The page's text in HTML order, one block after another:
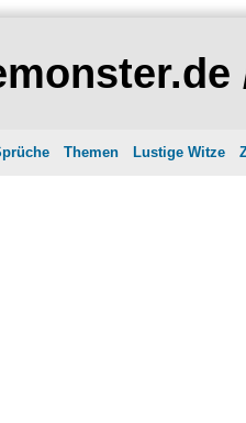
Themen Lustige Witze